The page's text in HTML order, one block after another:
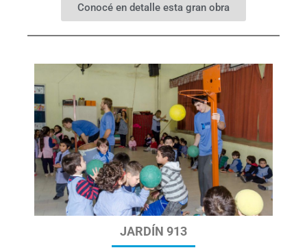
Conocé en detalle esta gran obra
JARDÍN 913